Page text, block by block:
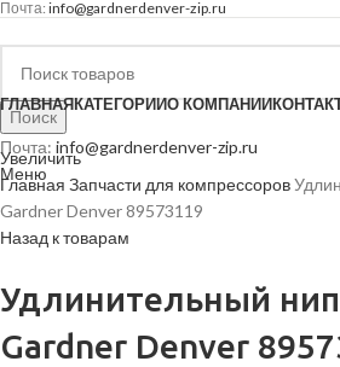
Почта: info@gardnerdenver-zip.ru
Поиск
Почта: info@gardnerdenver-zip.ru
Меню
ГЛАВНАЯКАТЕГОРИИО КОМПАНИИ
Увеличить
Главная Запчасти для компрессоров
Gardner Denver 89573119
Назад к товарам
Удлинительный
Gardner Denver